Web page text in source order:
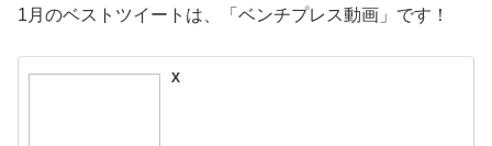
1月のベストツイートは、「ベンチプレス動画」です！
X